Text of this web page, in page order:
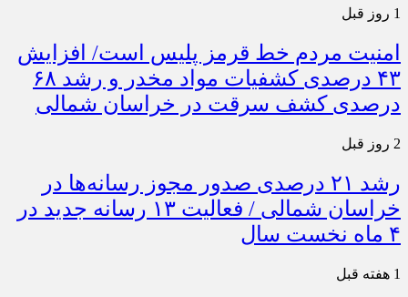
1 روز قبل
امنیت مردم خط قرمز پلیس است/ افزایش
۴۳ درصدی کشفیات مواد مخدر و رشد ۶۸
درصدی کشف سرقت در خراسان شمالی
2 روز قبل
رشد ۲۱ درصدی صدور مجوز رسانه‌ها در
خراسان شمالی / فعالیت ۱۳ رسانه جدید در
۴ ماه نخست سال
1 هفته قبل